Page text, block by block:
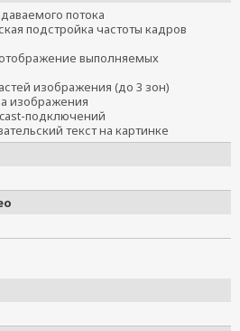
потока
подстройка частоты кадров
выполняемых
изображения (до 3 зон)
изображения
подключений
текст на картинке